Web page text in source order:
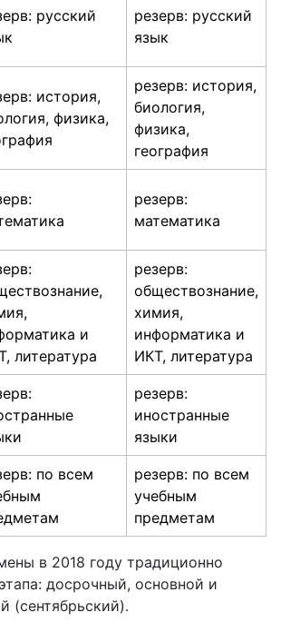
русский
резерв: русский
язык
история,
физика,
резерв: история,
биология,
физика,
география
резерв:
математика
и
литература
резерв:
обществознание,
химия,
информатика и
ИКТ, литература
резерв:
иностранные
языки
по всем
резерв: по всем
учебным
предметам
в 2018 году традиционно
досрочный, основной и
(сентябрьский).